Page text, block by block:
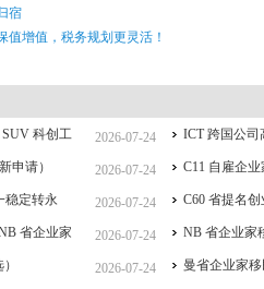
宿
增值，税务规划更灵活！
2026-07-24
科创工 ICT 跨国公司
2026-07-24
申请） C11 自雇企
2026-07-24
稳定转永 C60 省提名
签、ICT 跨国
2026-07-24
省企业家 NB 省企业家
2026-07-24 曼省企业家移